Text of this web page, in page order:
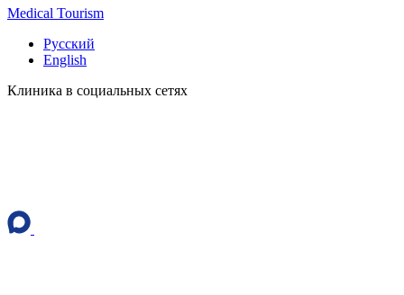
Medical Tourism
Русский
English
Клиника в социальных сетях